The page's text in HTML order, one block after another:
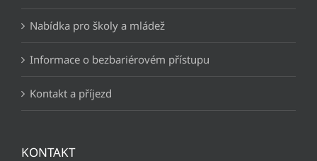
Nabídka pro školy a mládež
Informace o bezbariérovém přístupu
Kontakt a příjezd
KONTAKT